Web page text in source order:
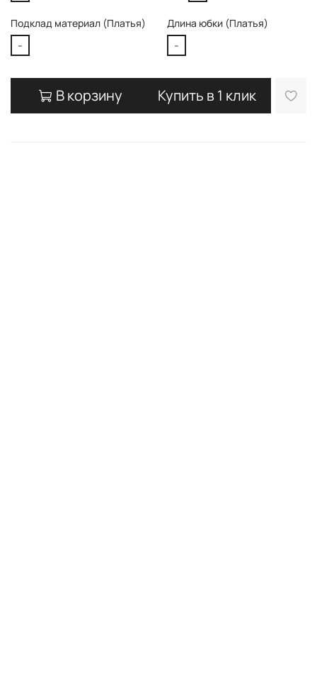
Подклад материал (Платья)
-
Длина юбки (Платья)
-
В корзину Купить в 1 клик